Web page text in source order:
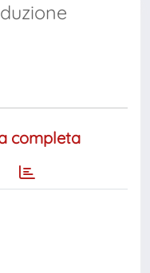
completa